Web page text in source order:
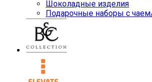
Шоколадные изделия
Подарочные наборы с